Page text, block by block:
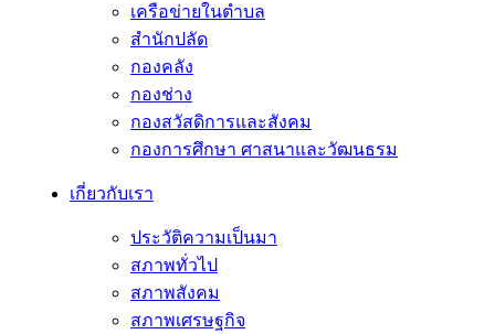
เครือข่ายในตำบล
สำนักปลัด
กองคลัง
กองช่าง
กองสวัสดิการและสังคม
กองการศึกษา ศาสนาและวัฒนธรม
เกี่ยวกับเรา
ประวัติความเป็นมา
สภาพทั่วไป
สภาพสังคม
สภาพเศรษฐกิจ